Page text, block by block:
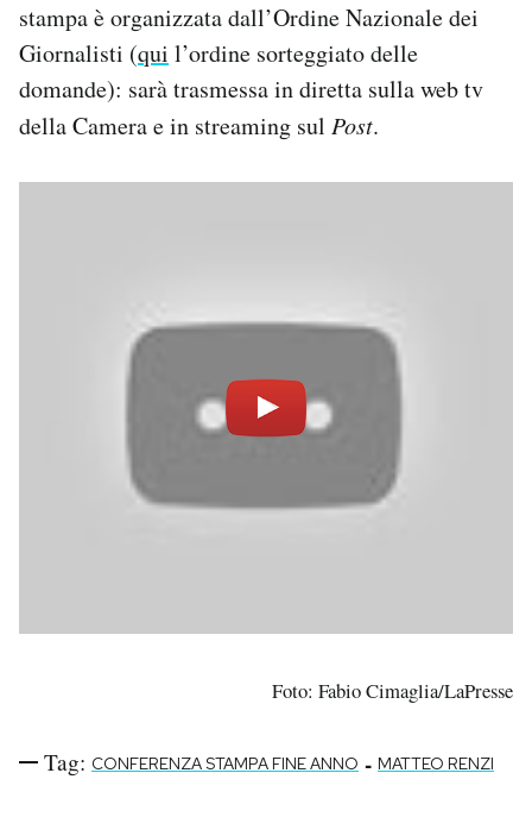
AREA PERSONALE
Area Personale
Newsletter
Notifiche mobile
stampa è organizzata dall’Ordine Nazionale dei
Giornalisti (qui l’ordine sorteggiato delle
domande): sarà trasmessa in diretta sulla web tv
della Camera e in streaming sul Post.
Foto: Fabio Cimaglia/LaPresse
Tag: CONFERENZA STAMPA FINE ANNO - MATTEO RENZI